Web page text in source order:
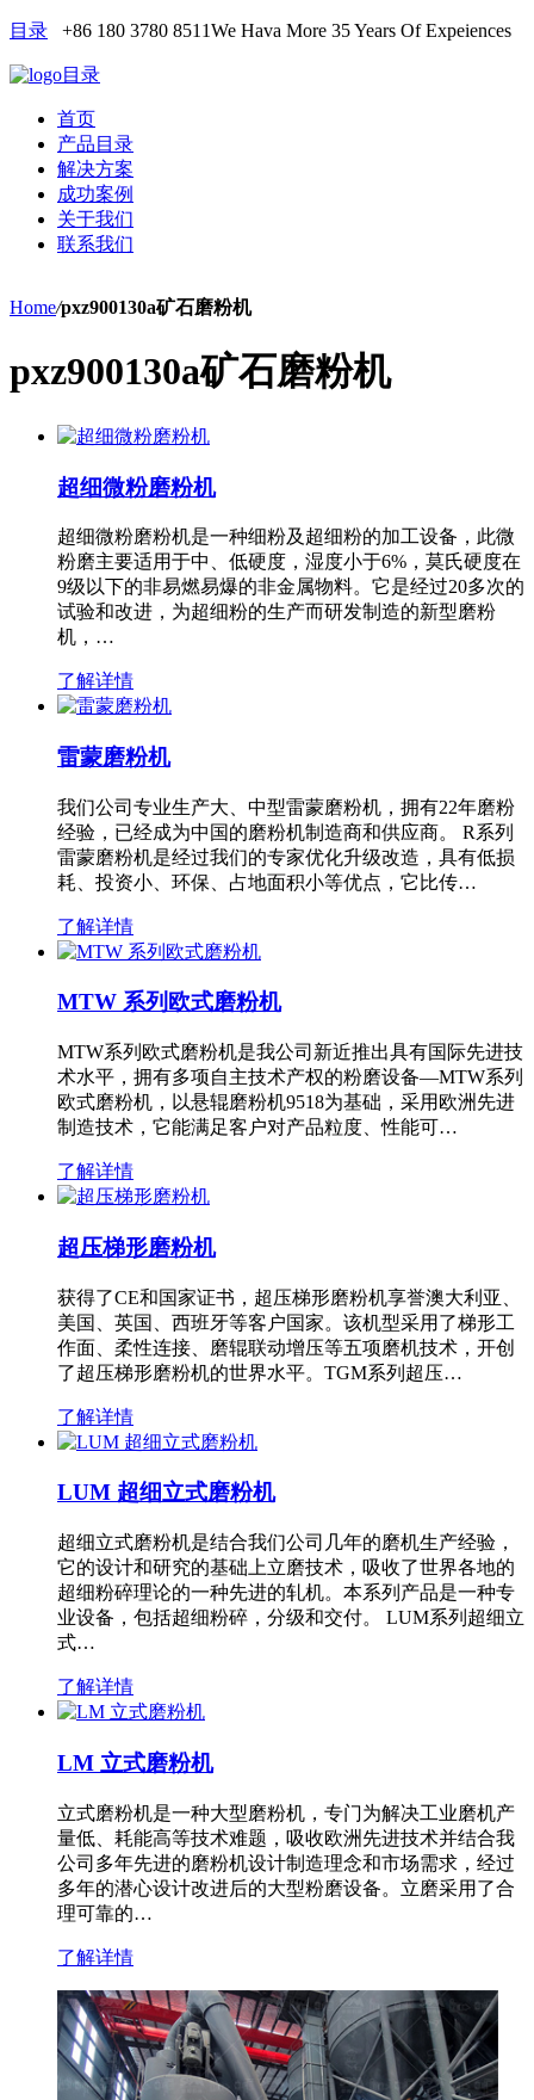
目录 +86 180 3780 8511We Hava More 35 Years Of Expeiences
目录
首页
产品目录
解决方案
成功案例
关于我们
联系我们
Home/pxz900130a矿石磨粉机
pxz900130a矿石磨粉机
超细微粉磨粉机
超细微粉磨粉机是一种细粉及超细粉的加工设备，此微
粉磨主要适用于中、低硬度，湿度小于6%，莫氏硬度在
9级以下的非易燃易爆的非金属物料。它是经过20多次的
试验和改进，为超细粉的生产而研发制造的新型磨粉
机，…
了解详情
雷蒙磨粉机
我们公司专业生产大、中型雷蒙磨粉机，拥有22年磨粉
经验，已经成为中国的磨粉机制造商和供应商。 R系列
雷蒙磨粉机是经过我们的专家优化升级改造，具有低损
耗、投资小、环保、占地面积小等优点，它比传…
了解详情
MTW 系列欧式磨粉机
MTW系列欧式磨粉机是我公司新近推出具有国际先进技
术水平，拥有多项自主技术产权的粉磨设备—MTW系列
欧式磨粉机，以悬辊磨粉机9518为基础，采用欧洲先进
制造技术，它能满足客户对产品粒度、性能可…
了解详情
超压梯形磨粉机
获得了CE和国家证书，超压梯形磨粉机享誉澳大利亚、
美国、英国、西班牙等客户国家。该机型采用了梯形工
作面、柔性连接、磨辊联动增压等五项磨机技术，开创
了超压梯形磨粉机的世界水平。TGM系列超压…
了解详情
LUM 超细立式磨粉机
超细立式磨粉机是结合我们公司几年的磨机生产经验，
它的设计和研究的基础上立磨技术，吸收了世界各地的
超细粉碎理论的一种先进的轧机。本系列产品是一种专
业设备，包括超细粉碎，分级和交付。 LUM系列超细立
式…
了解详情
LM 立式磨粉机
立式磨粉机是一种大型磨粉机，专门为解决工业磨机产
量低、耗能高等技术难题，吸收欧洲先进技术并结合我
公司多年先进的磨粉机设计制造理念和市场需求，经过
多年的潜心设计改进后的大型粉磨设备。立磨采用了合
理可靠的…
了解详情